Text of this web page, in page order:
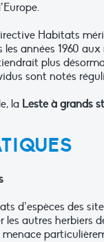
Habitats
années 1960
plus
sont notés
la Leste à grands
d’espèces des
les autres herbiers